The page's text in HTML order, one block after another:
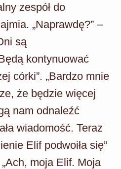
zespół do
„Naprawdę?” –
są
kontynuować
córki”. „Bardzo mnie
że będzie więcej
nam odnaleźć
wiadomość. Teraz
Elif podwoiła się”
moja Elif. Moja